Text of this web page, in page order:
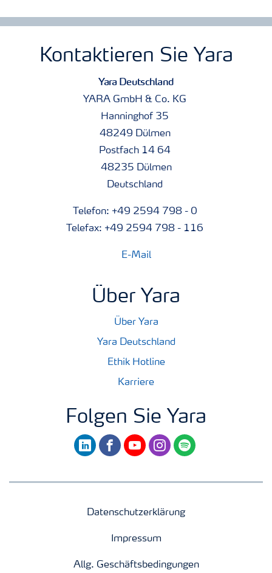
Kontaktieren Sie Yara
Yara Deutschland
YARA GmbH & Co. KG
Hanninghof 35
48249 Dülmen
Postfach 14 64
48235 Dülmen
Deutschland
Telefon: +49 2594 798 - 0
Telefax: +49 2594 798 - 116
E-Mail
Über Yara
Über Yara
Yara Deutschland
Ethik Hotline
Karriere
Folgen Sie Yara
linkedinfacebookyoutubeinstagram
spotify
Datenschutzerklärung
Impressum
Allg. Geschäftsbedingungen